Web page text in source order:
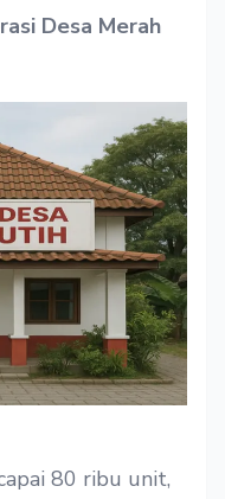
Desa Merah
80 ribu unit,